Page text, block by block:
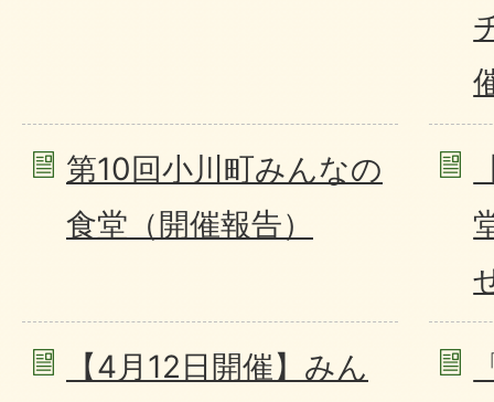
第10回小川町みんなの
食堂（開催報告）
【4月12日開催】みん